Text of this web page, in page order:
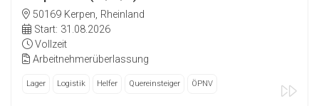
50169 Kerpen, Rheinland
Start: 31.08.2026
Vollzeit
Arbeitnehmerüberlassung
Lager Logistik Helfer Quereinsteiger ÖPNV